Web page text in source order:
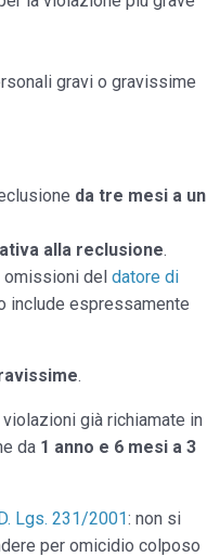
gravi o gravissime
da tre mesi a un
alla reclusione.
omissioni del datore di
include espressamente
.
già richiamate in
da 1 anno e 6 mesi a 3
Lgs. 231/2001: non si
per omicidio colposo